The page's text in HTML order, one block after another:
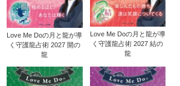
Love Me Doの月と龍が導
く守護龍占術 2027 開の
龍
Love Me Doの月と龍が導
く守護龍占術 2027 結の
龍